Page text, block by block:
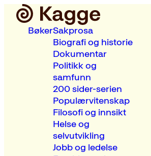
BøkerSakprosa
Biografi og historie
Dokumentar
Politikk og
samfunn
200 sider-serien
Populærvitenskap
Filosofi og innsikt
Helse og
selvutvikling
Jobb og ledelse